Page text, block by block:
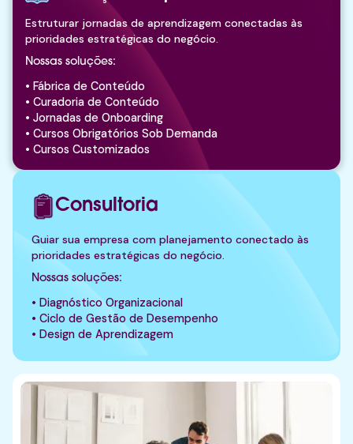
Estruturar jornadas de aprendizagem conectadas às
prioridades estratégicas do negócio.
Nossas soluções:
• Fábrica de Conteúdo
• Curadoria de Conteúdo
• Jornadas de Onboarding
• Cursos Obrigatórios Sob Demanda
• Cursos Customizados
Consultoria
Guiar sua empresa com planejamento conectado às
prioridades estratégicas do negócio.
Nossas soluções:
• Diagnóstico Organizacional
• Ciclo de Gestão de Desempenho
• Design de Aprendizagem